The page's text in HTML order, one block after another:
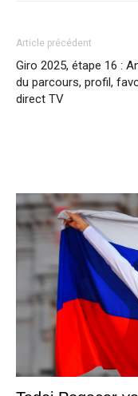
Article précédent
Giro 2025, étape 16 :
du parcours, profil,
direct TV